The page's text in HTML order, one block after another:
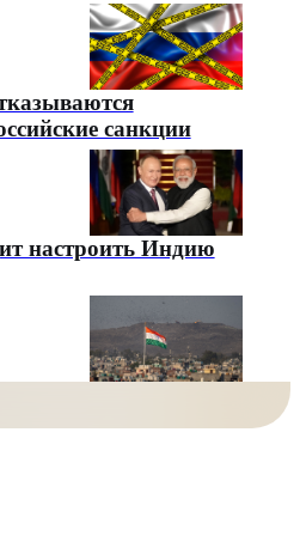
санкции
настроить Индию